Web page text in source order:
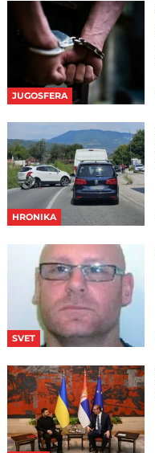
JUGOSFERA
HRONIKA
SVET